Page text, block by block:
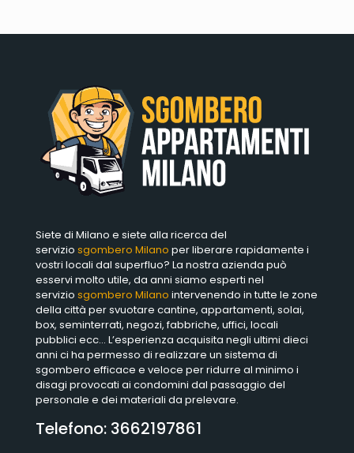
Siete di Milano e siete alla ricerca del
servizio sgombero Milano per liberare rapidamente i
vostri locali dal superfluo? La nostra azienda può
esservi molto utile, da anni siamo esperti nel
servizio sgombero Milano intervenendo in tutte le zone
della città per svuotare cantine, appartamenti, solai,
box, seminterrati, negozi, fabbriche, uffici, locali
pubblici ecc… L’esperienza acquisita negli ultimi dieci
anni ci ha permesso di realizzare un sistema di
sgombero efficace e veloce per ridurre al minimo i
disagi provocati ai condomini dal passaggio del
personale e dei materiali da prelevare.
Telefono: 3662197861